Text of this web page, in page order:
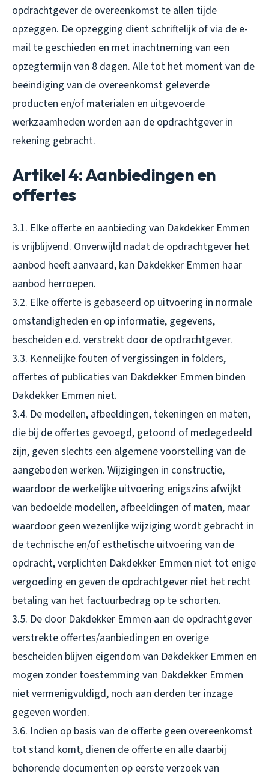
opdrachtgever de overeenkomst te allen tijde
opzeggen. De opzegging dient schriftelijk of via de e-
mail te geschieden en met inachtneming van een
opzegtermijn van 8 dagen. Alle tot het moment van de
beëindiging van de overeenkomst geleverde
producten en/of materialen en uitgevoerde
werkzaamheden worden aan de opdrachtgever in
rekening gebracht.
Artikel 4: Aanbiedingen en
offertes
3.1. Elke offerte en aanbieding van Dakdekker Emmen
is vrijblijvend. Onverwijld nadat de opdrachtgever het
aanbod heeft aanvaard, kan Dakdekker Emmen haar
aanbod herroepen.
3.2. Elke offerte is gebaseerd op uitvoering in normale
omstandigheden en op informatie, gegevens,
bescheiden e.d. verstrekt door de opdrachtgever.
3.3. Kennelijke fouten of vergissingen in folders,
offertes of publicaties van Dakdekker Emmen binden
Dakdekker Emmen niet.
3.4. De modellen, afbeeldingen, tekeningen en maten,
die bij de offertes gevoegd, getoond of medegedeeld
zijn, geven slechts een algemene voorstelling van de
aangeboden werken. Wijzigingen in constructie,
waardoor de werkelijke uitvoering enigszins afwijkt
van bedoelde modellen, afbeeldingen of maten, maar
waardoor geen wezenlijke wijziging wordt gebracht in
de technische en/of esthetische uitvoering van de
opdracht, verplichten Dakdekker Emmen niet tot enige
vergoeding en geven de opdrachtgever niet het recht
betaling van het factuurbedrag op te schorten.
3.5. De door Dakdekker Emmen aan de opdrachtgever
verstrekte offertes/aanbiedingen en overige
bescheiden blijven eigendom van Dakdekker Emmen en
mogen zonder toestemming van Dakdekker Emmen
niet vermenigvuldigd, noch aan derden ter inzage
gegeven worden.
3.6. Indien op basis van de offerte geen overeenkomst
tot stand komt, dienen de offerte en alle daarbij
behorende documenten op eerste verzoek van